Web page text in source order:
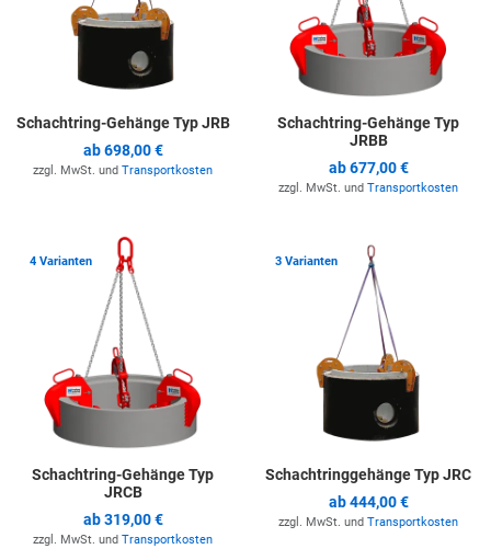
Schachtring-Gehänge Typ JRB
ab698,00 €
zzgl. MwSt. und Transportkosten
Schachtring-Gehänge Typ
JRBB
ab677,00 €
zzgl. MwSt. und Transportkosten
4 Varianten Zur Merkliste hinzufügen
Schachtring-Gehänge Typ
JRCB
ab319,00 €
zzgl. MwSt. und Transportkosten
3 Varianten
Schachtringgehänge Typ JRC
ab444,00 €
zzgl. MwSt. und Transportkosten